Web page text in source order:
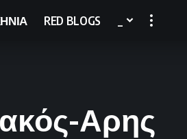
RED BLOGS
Αρης